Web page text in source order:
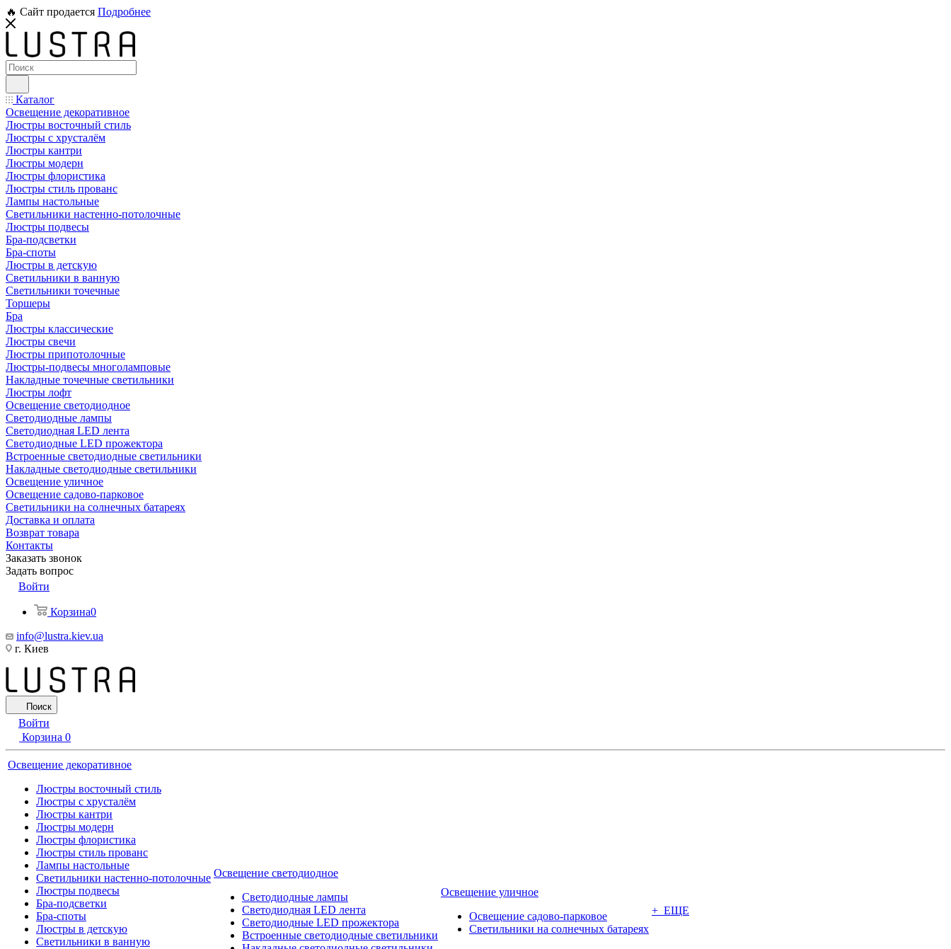
🔥 Сайт продается Подробнее
Каталог
Освещение декоративное
Люстры восточный стиль
Люстры с хрусталём
Люстры кантри
Люстры модерн
Люстры флористика
Люстры стиль прованс
Лампы настольные
Светильники настенно-потолочные
Люстры подвесы
Бра-подсветки
Бра-споты
Люстры в детскую
Светильники в ванную
Светильники точечные
Торшеры
Бра
Люстры классические
Люстры свечи
Люстры припотолочные
Люстры-подвесы многоламповые
Накладные точечные светильники
Люстры лофт
Освещение светодиодное
Светодиодные лампы
Светодиодная LED лента
Светодиодные LED прожектора
Встроенные светодиодные светильники
Накладные светодиодные светильники
Освещение уличное
Освещение садово-парковое
Светильники на солнечных батареях
Доставка и оплата
Возврат товара
Контакты
Заказать звонок
Задать вопрос
Войти
Корзина0
info@lustra.kiev.ua
г. Киев
Поиск
Войти
Корзина 0
Освещение декоративное
Люстры восточный стиль
Люстры с хрусталём
Люстры кантри
Люстры модерн
Люстры флористика
Люстры стиль прованс
Лампы настольные
Светильники настенно-потолочные
Люстры подвесы
Бра-подсветки
Бра-споты
Люстры в детскую
Светильники в ванную
Освещение светодиодное
Светодиодные лампы
Светодиодная LED лента
Светодиодные LED прожектора
Встроенные светодиодные светильники
Освещение уличное
Освещение садово-парковое
Светильники на солнечных батареях
+ ЕЩЕ